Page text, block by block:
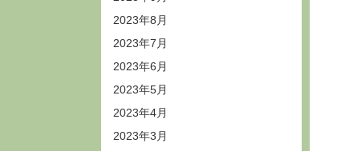
2023年8月
2023年7月
2023年6月
2023年5月
2023年4月
2023年3月